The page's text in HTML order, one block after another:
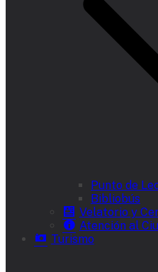
Punto de
Bibliobús
Velatorio y
Atención al
Turismo